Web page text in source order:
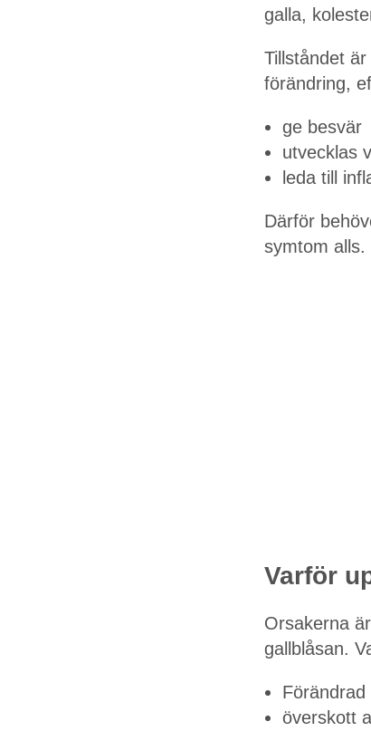
galla,
Tillståndet
förändring,
ge besvär
utvecklas
leda till
Därför
symtom alls.
Varför
Orsakerna
gallblåsan.
överskott